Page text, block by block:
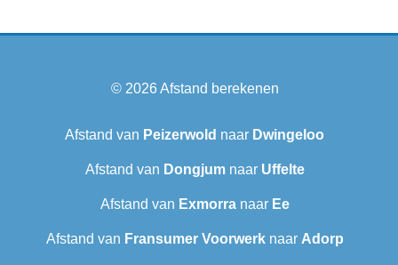
© 2026Afstand berekenen
Afstand van Peizerwold naar Dwingeloo
Afstand van Dongjumnaar Uffelte
Afstand van Exmorranaar Ee
Afstand van Fransumer Voorwerknaar Adorp